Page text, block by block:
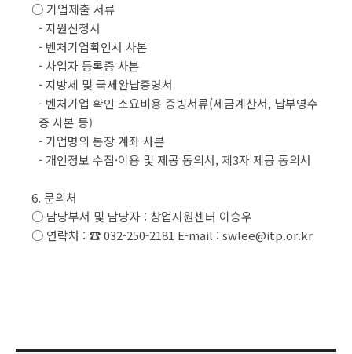
○ 기업제출 서류
- 지원신청서
- 벤처기업확인서 사본
- 사업자 등록증 사본
- 지방세 및 국세완납증명서
- 벤처기업 확인 소요비용 증빙서류(세금계산서, 납부영수
증 사본 등)
- 기업명의 통장 계좌 사본
- 개인정보 수집·이용 및 제공 동의서, 제3자 제공 동의서
6. 문의처
○ 담당부서 및 담당자 : 창업지원센터 이승우
○ 연락처 : ☎ 032-250-2181 E-mail : swlee@itp.or.kr